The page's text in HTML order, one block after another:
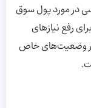
در مورد پول سوق
رفع نیازهای
در وضعیت‌های خاص